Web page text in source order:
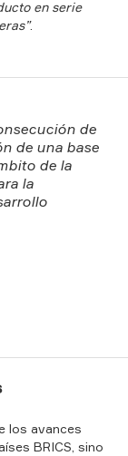
en serie
.
de
de una base
de la
la
los avances
BRICS, sino